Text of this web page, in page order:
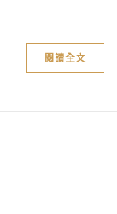
閱讀全文